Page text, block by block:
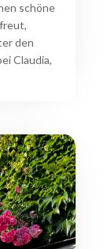
schöne
den
Claudia,